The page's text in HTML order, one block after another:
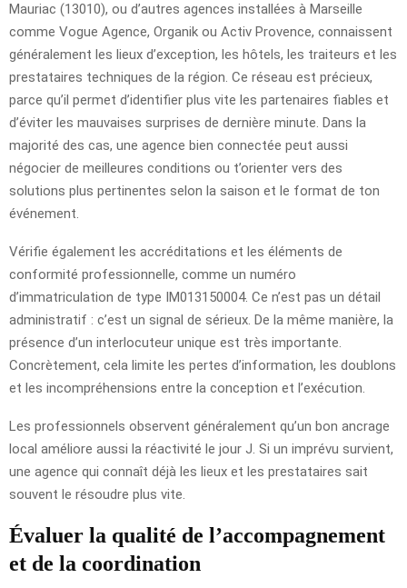
Mauriac (13010), ou d’autres agences installées à Marseille
comme Vogue Agence, Organik ou Activ Provence, connaissent
généralement les lieux d’exception, les hôtels, les traiteurs et les
prestataires techniques de la région. Ce réseau est précieux,
parce qu’il permet d’identifier plus vite les partenaires fiables et
d’éviter les mauvaises surprises de dernière minute. Dans la
majorité des cas, une agence bien connectée peut aussi
négocier de meilleures conditions ou t’orienter vers des
solutions plus pertinentes selon la saison et le format de ton
événement.
Vérifie également les accréditations et les éléments de
conformité professionnelle, comme un numéro
d’immatriculation de type IM013150004. Ce n’est pas un détail
administratif : c’est un signal de sérieux. De la même manière, la
présence d’un interlocuteur unique est très importante.
Concrètement, cela limite les pertes d’information, les doublons
et les incompréhensions entre la conception et l’exécution.
Les professionnels observent généralement qu’un bon ancrage
local améliore aussi la réactivité le jour J. Si un imprévu survient,
une agence qui connaît déjà les lieux et les prestataires sait
souvent le résoudre plus vite.
Évaluer la qualité de l’accompagnement
et de la coordination